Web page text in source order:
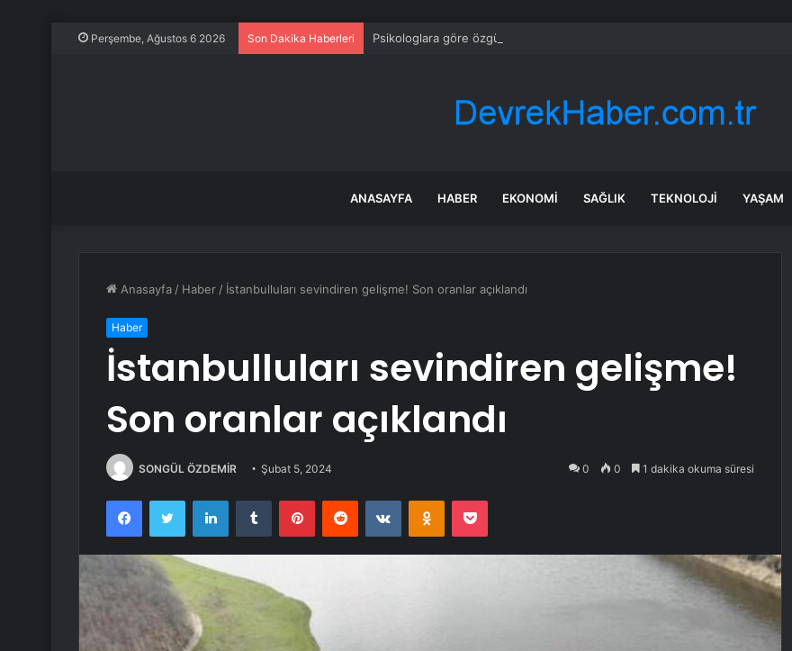
Perşembe, Ağustos 6 2026 Son Dakika Haberleri Psikologlara göre özgüveni düşük insanların ağzından düşürmediği 10 cümle
ANASAYFA HABER EKONOMI SAĞLIK TEKNOLOJI YAŞAM
Anasayfa / Haber / İstanbulluları sevindiren gelişme! Son oranlar açıklandı
Haber
İstanbulluları sevindiren gelişme!
Son oranlar açıklandı
SONGÜL ÖZDEMİR Şubat 5, 2024 0 0 1 dakika okuma süresi
FacebookTwitter LinkedInTumblr PinterestReddit VKontakteOdnoklassniki
Pocket